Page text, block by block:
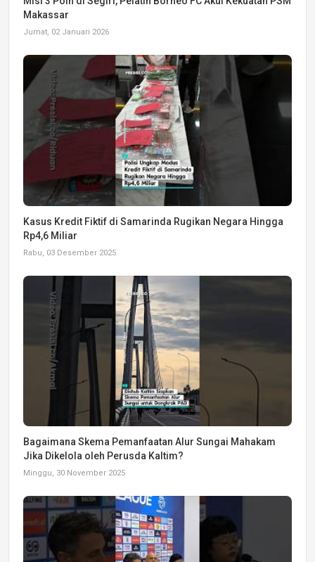
Makassar
Jumat, 02 Januari 2026
Kasus Kredit Fiktif di Samarinda Rugikan Negara Hingga
Rp4,6 Miliar
Rabu, 03 Desember 2025
Bagaimana Skema Pemanfaatan Alur Sungai Mahakam
Jika Dikelola oleh Perusda Kaltim?
Minggu, 30 November 2025